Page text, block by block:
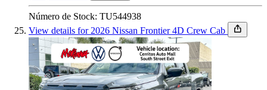
Número de Stock: TU544938
View details for 2026 Nissan Frontier 4D Crew Cab